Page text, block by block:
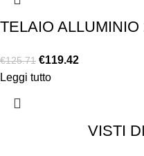
TELAIO
€125.71 €119.42
Leggi tutto
VISTI